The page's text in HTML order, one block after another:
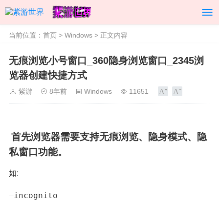
当前位置： 首页 > Windows > 正文内容
无痕浏览小号窗口_360隐身浏览窗口_2345浏
览器创建快捷方式
紫游 8年前 Windows 11651
首先浏览器需要支持无痕浏览、隐身模式、隐
私窗口功能。
如:
—incognito